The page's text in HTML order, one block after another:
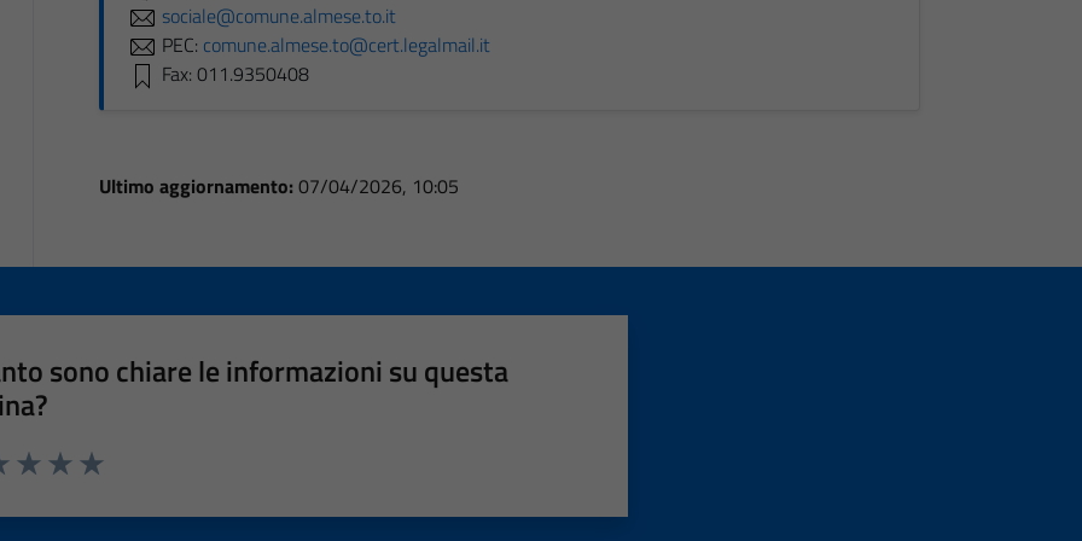
sociale@comune.almese.to.it
PEC: comune.almese.to@cert.legalmail.it
Fax: 011.9350408
Ultimo aggiornamento: 07/04/2026, 10:05
sono chiare le informazioni su questa